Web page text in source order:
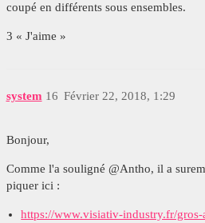
coupé en différents sous ensembles.
3 « J'aime »
system Février 22, 2018, 1:29
16
Bonjour,
Comme l'a souligné @Antho, il a
piquer ici :
https://www.visiativ-industry.fr/gros-